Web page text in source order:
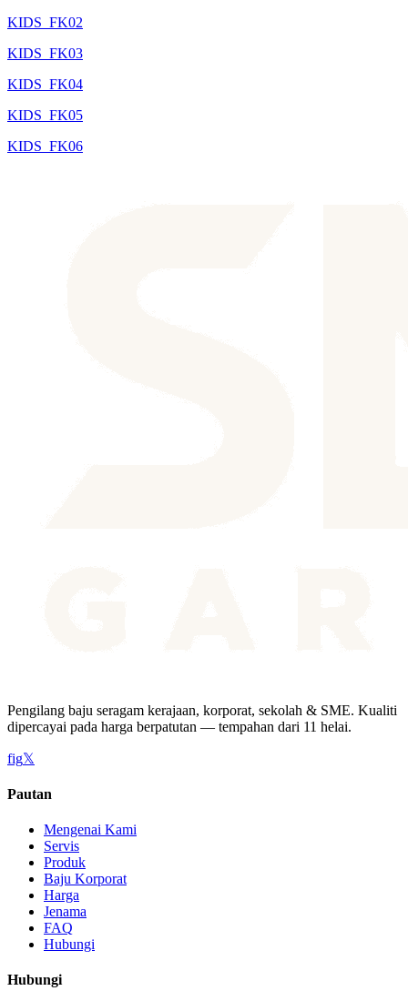
KIDS_FK02
KIDS_FK03
KIDS_FK04
KIDS_FK05
KIDS_FK06
Pengilang baju seragam kerajaan, korporat, sekolah & SME. Kualiti
dipercayai pada harga berpatutan — tempahan dari 11 helai.
fig𝕏
Pautan
Mengenai Kami
Servis
Produk
Baju Korporat
Harga
Jenama
FAQ
Hubungi
Hubungi